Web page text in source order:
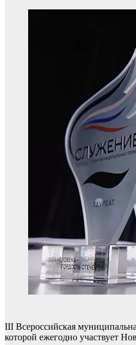
III Всероссийская
которой ежегодно участвует